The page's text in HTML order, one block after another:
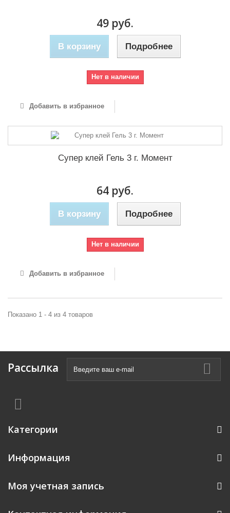
49 руб.
В корзину Подробнее
Нет в наличии
Добавить в избранное
Супер клей Гель 3 г. Момент
64 руб.
В корзину Подробнее
Нет в наличии
Добавить в избранное
Показано 1 - 4 из 4 товаров
Рассылка
Категории
Информация
Моя учетная запись